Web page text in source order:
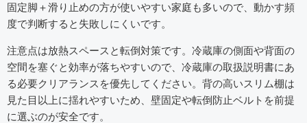
固定脚＋滑り止めの方が使いやすい家庭も多いので、動かす頻
度で判断すると失敗しにくいです。
注意点は放熱スペースと転倒対策です。冷蔵庫の側面や背面の
空間を塞ぐと効率が落ちやすいので、冷蔵庫の取扱説明書にあ
る必要クリアランスを優先してください。背の高いスリム棚は
見た目以上に揺れやすいため、壁固定や転倒防止ベルトを前提
に選ぶのが安全です。